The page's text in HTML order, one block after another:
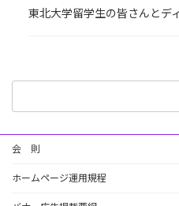
東北大学留学生の皆さんとデ
会 則
ホームページ運用規程